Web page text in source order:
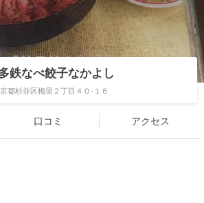
鉄なべ餃子なかよし
都杉並区梅里２丁目４０-１６
口コミ アクセス